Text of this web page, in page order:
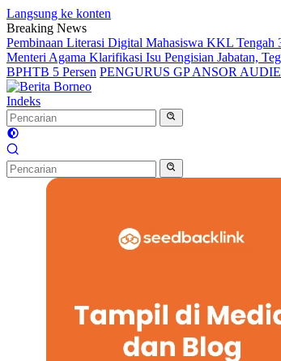
Langsung ke konten
Breaking News
Pembinaan Literasi Digital Mahasiswa KKL
Menteri Agama Klarifikasi Isu Pengisian Jabatan,
BPHTB 5 Persen PENGURUS GP ANSOR
Indeks